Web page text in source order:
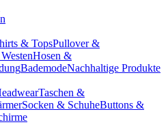
& TopsPullover &
Hosen &
BademodeNachhaltige Produkte
Taschen &
Socken & SchuheButtons &